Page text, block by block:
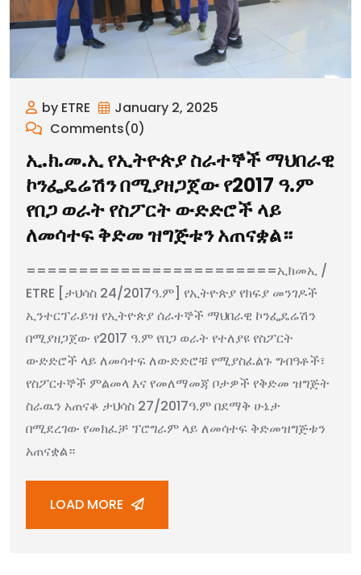
by ETRE
January 2, 2025
Comments(0)
ኢ.ክ.መ.ኢ የኢትዮጵያ ስራተኞች ማህበራዊ
ኮንፌዴሬሽን በሚያዘጋጀው የ2017 ዓ.ም
የበጋ ወራት የስፖርት ውድድሮች ላይ
ለመሳተፍ ቅድመ ዝግጅቱን አጠናቋል።
========================ኢክመኢ /
ETRE [ታህሳስ 24/2017ዓ.ም] የኢትዮጵያ የክፍያ መንገዶች
ኢንተርፕራይዝ የኢትዮጵያ ሰራተኞች ማህበራዊ ኮንፌዴሬሽን
በሚያዘጋጀው የ2017 ዓ.ም የበጋ ወራት የተለያዩ የስፖርት
ውድድሮች ላይ ለመሳተፍ ለውድድሮቹ የሚያስፈልጉ ግብዓቶች፣
የስፖርተኞች ምልመላ እና የመለማመጃ ቦታዎች የቅድመ ዝግጅት
ስራዉን አጠናቆ ታህሳስ 27/2017ዓ.ም በደማቅ ሁኔታ
በሚደረገው የመክፈቻ ፕሮግራም ላይ ለመሳተፍ ቅድመዝግጅቱን
አጠናቋል።
LOAD MORE